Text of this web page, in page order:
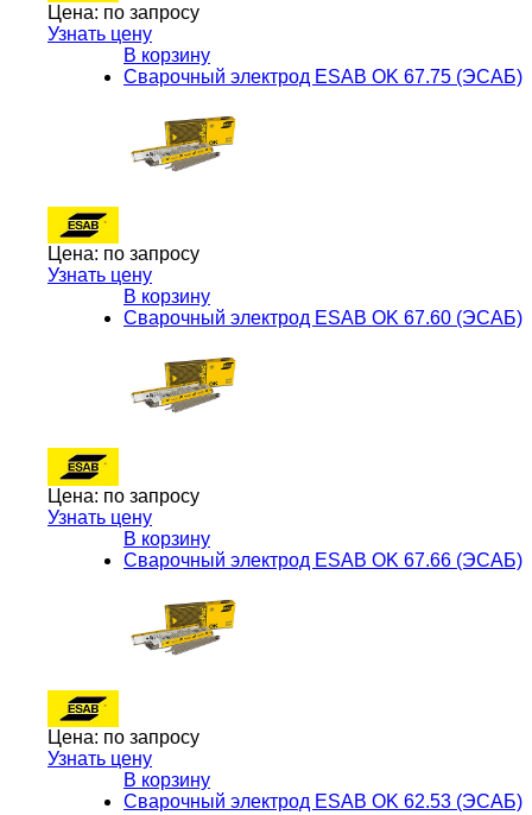
Цена: по запросу
Узнать цену
В корзину
Сварочный электрод ESAB OK 67.75 (ЭСАБ)
Цена: по запросу
Узнать цену
В корзину
Сварочный электрод ESAB OK 67.60 (ЭСАБ)
Цена: по запросу
Узнать цену
В корзину
Сварочный электрод ESAB OK 67.66 (ЭСАБ)
Цена: по запросу
Узнать цену
В корзину
Сварочный электрод ESAB OK 62.53 (ЭСАБ)